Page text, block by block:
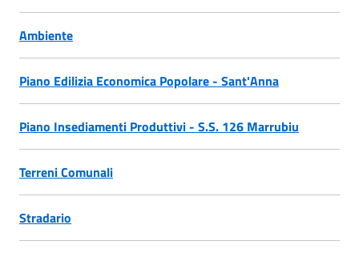
Ambiente
Piano Edilizia Economica Popolare - Sant'Anna
Piano Insediamenti Produttivi - S.S. 126 Marrubiu
Terreni Comunali
Stradario